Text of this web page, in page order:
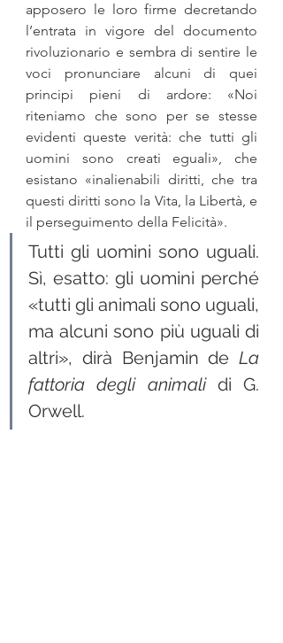
apposero le loro firme decretando
l’entrata in vigore del documento
rivoluzionario e sembra di sentire le
voci pronunciare alcuni di quei
principi pieni di ardore: «Noi
riteniamo che sono per se stesse
evidenti queste verità: che tutti gli
uomini sono creati eguali», che
esistano «inalienabili diritti, che tra
questi diritti sono la Vita, la Libertà, e
il perseguimento della Felicità».
Tutti gli uomini sono uguali.
Sì, esatto: gli uomini perché
«tutti gli animali sono uguali,
ma alcuni sono più uguali di
altri», dirà Benjamin de La
fattoria degli animali di G.
Orwell.